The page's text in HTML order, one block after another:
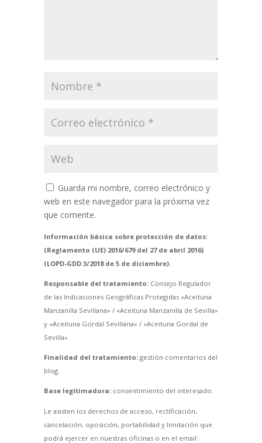
Guarda mi nombre, correo electrónico y
web en este navegador para la próxima vez
que comente.
Información básica sobre protección de datos:
(Reglamento (UE) 2016/679 del 27 de abril 2016)
(LOPD-GDD 3/2018 de 5 de diciembre).
Responsable del tratamiento:Consejo Regulador
de las Indicaciones Geográficas Protegidas «Aceituna
Manzanilla Sevillana» / «Aceituna Manzanilla de Sevilla»
y «Aceituna Gordal Sevillana» / «Aceituna Gordal de
Sevilla».
Finalidad del tratamiento:gestión comentarios del
blog.
Base legitimadora:consentimiento del interesado.
Le asisten los derechos de acceso, rectificación,
cancelación, oposición, portabilidad y limitación que
podrá ejercer en nuestras oficinas o en el email: